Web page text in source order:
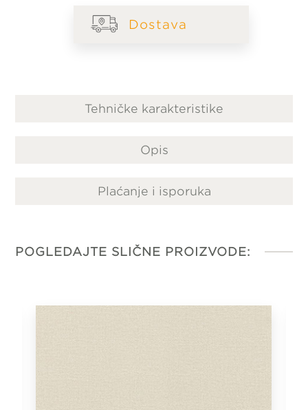
Dostava
Tehničke karakteristike
Opis
Plaćanje i isporuka
POGLEDAJTE SLIČNE PROIZVODE: